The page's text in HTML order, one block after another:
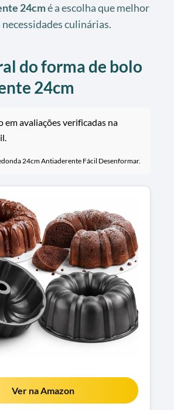
24cmé a escolha que melhor
necessidades culinárias.
do forma de bolo
24cm
em avaliações verificadas na
24cm Antiaderente Fácil Desenformar.
Ver na Amazon